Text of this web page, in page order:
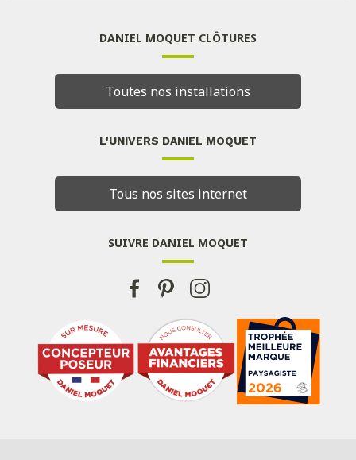
DANIEL MOQUET CLÔTURES
Toutes nos installations
L'UNIVERS DANIEL MOQUET
Tous nos sites internet
SUIVRE DANIEL MOQUET